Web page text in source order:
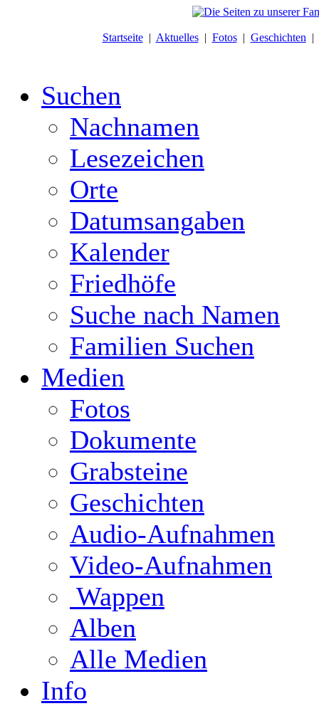
Startseite| Aktuelles| Fotos| Geschichten |
Suchen
Nachnamen
Lesezeichen
Orte
Datumsangaben
Kalender
Friedhöfe
Suche nach Namen
Familien Suchen
Medien
Fotos
Dokumente
Grabsteine
Geschichten
Audio-Aufnahmen
Video-Aufnahmen
Wappen
Alben
Alle Medien
Info